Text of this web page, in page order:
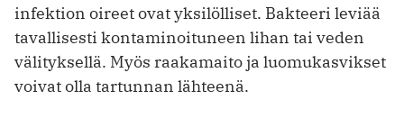
infektion oireet ovat yksilölliset. Bakteeri leviää
tavallisesti kontaminoituneen lihan tai veden
välityksellä. Myös raakamaito ja luomukasvikset
voivat olla tartunnan lähteenä.